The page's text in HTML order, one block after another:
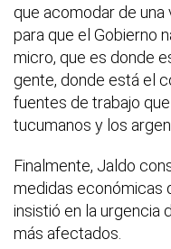
que acomodar de
para que el Gobierno
micro, que es donde
gente, donde está el
fuentes de trabajo
tucumanos y los
Finalmente, Jaldo
medidas económicas
insistió en la urgencia
más afectados.